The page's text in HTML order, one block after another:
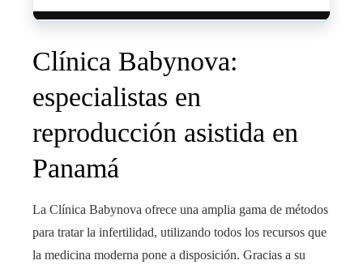
Clínica Babynova:
especialistas en
reproducción asistida en
Panamá
La Clínica Babynova ofrece una amplia gama de métodos
para tratar la infertilidad, utilizando todos los recursos que
la medicina moderna pone a disposición. Gracias a su